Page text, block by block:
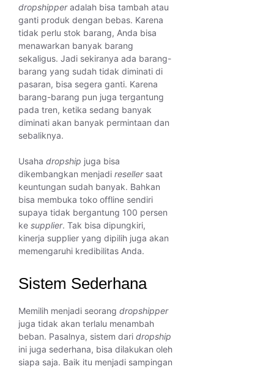
dropshipperadalah bisa tambah atau
ganti produk dengan bebas. Karena
tidak perlu stok barang, Anda bisa
menawarkan banyak barang
sekaligus. Jadi sekiranya ada barang-
barang yang sudah tidak diminati di
pasaran, bisa segera ganti. Karena
barang-barang pun juga tergantung
pada tren, ketika sedang banyak
diminati akan banyak permintaan dan
sebaliknya.
Usaha dropship juga bisa
dikembangkan menjadi resellersaat
keuntungan sudah banyak. Bahkan
bisa membuka toko offline sendiri
supaya tidak bergantung 100 persen
ke supplier. Tak bisa dipungkiri,
kinerja supplier yang dipilih juga akan
memengaruhi kredibilitas Anda.
Sistem Sederhana
Memilih menjadi seorang dropshipper
juga tidak akan terlalu menambah
beban. Pasalnya, sistem dari dropship
ini juga sederhana, bisa dilakukan oleh
siapa saja. Baik itu menjadi sampingan